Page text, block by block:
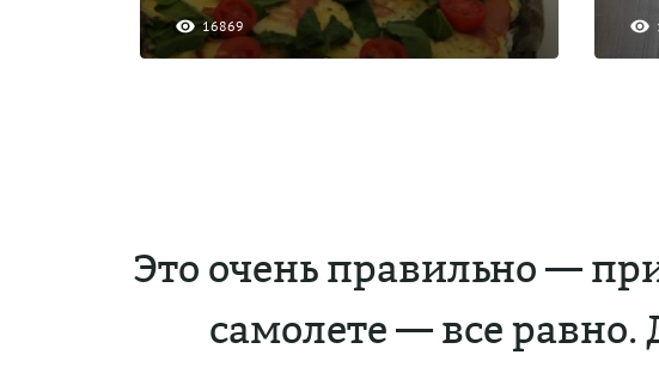
16869
Это очень правильно —
самолете — все равно.